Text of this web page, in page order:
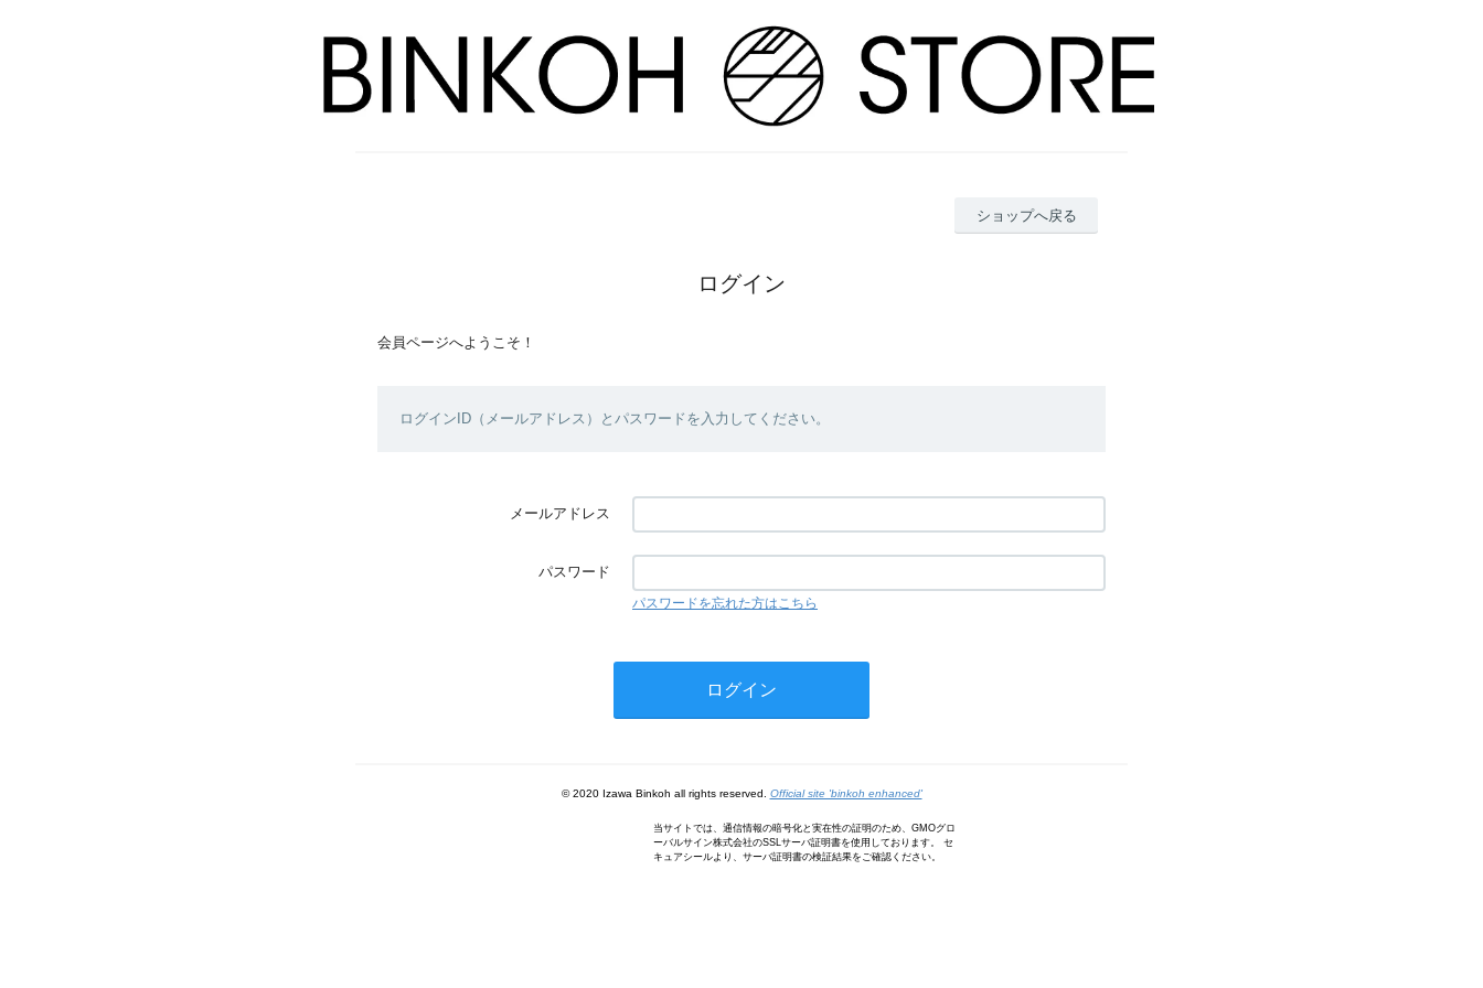
ショップへ戻る
ログイン
会員ページへようこそ！
ログインID（メールアドレス）とパスワードを入力してください。
メールアドレス
パスワード
パスワードを忘れた方はこちら
© 2020 Izawa Binkoh all rights reserved. Official site 'binkoh enhanced'
当サイトでは、通信情報の暗号化と実在性の証明のため、GMOグロ
ーバルサイン株式会社のSSLサーバ証明書を使用しております。 セ
キュアシールより、サーバ証明書の検証結果をご確認ください。